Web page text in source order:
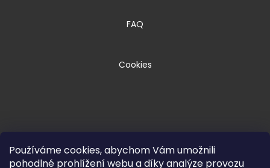
Používáme cookies, abychom Vám umožnili
pohodlné prohlížení webu a díky analýze provozu
FAQ
Cookies